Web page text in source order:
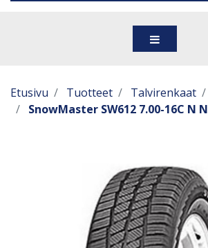
Etusivu Tuotteet Talvirenkaat
SnowMaster SW612 7.00-16C N N